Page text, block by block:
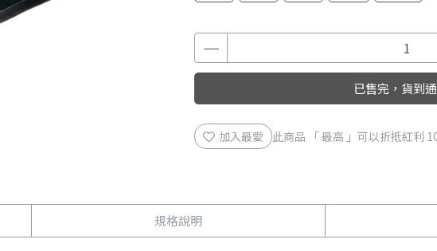
已售完，貨到
加入最愛 此商品 「 最高 」可以折抵紅利
規格說明